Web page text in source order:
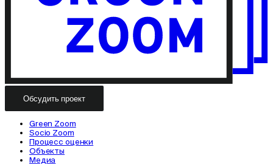
Обсудить проект
Green Zoom
Socio Zoom
Процесс оценки
Объекты
Медиа